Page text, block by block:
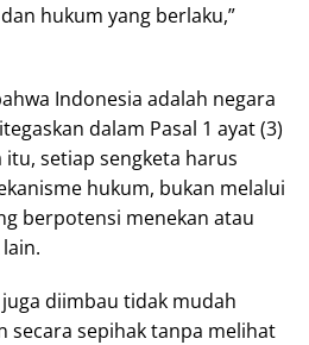
hukum yang berlaku,”
Indonesia adalah negara
dalam Pasal 1 ayat (3)
itu, setiap sengketa harus
hukum, bukan melalui
berpotensi menekan atau
diimbau tidak mudah
secara sepihak tanpa melihat